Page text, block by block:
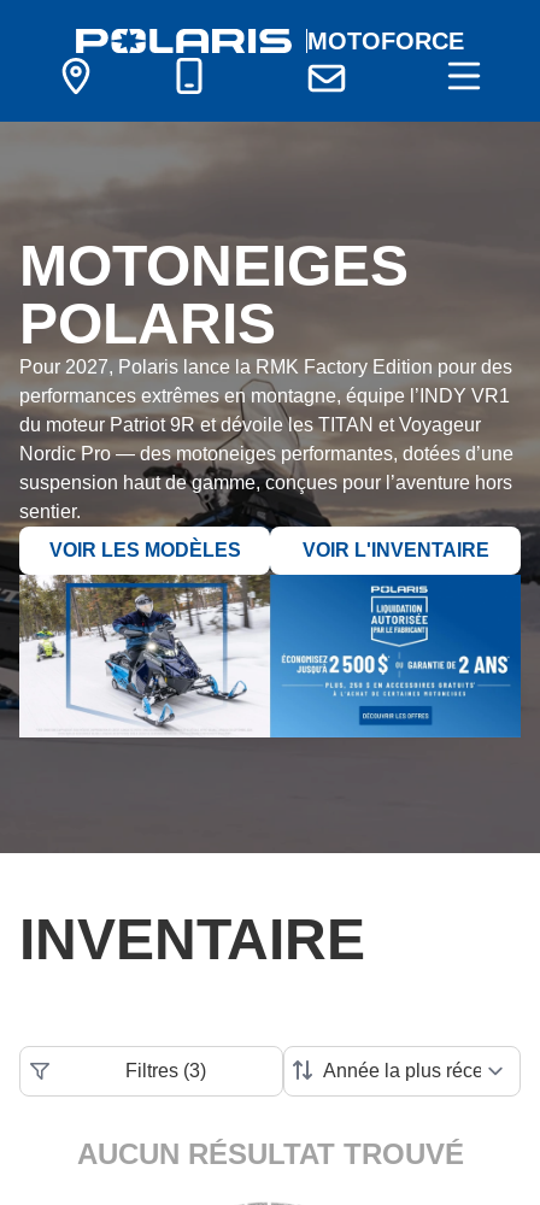
MOTOFORCE
MOTONEIGES
POLARIS
Pour 2027, Polaris lance la RMK Factory Edition pour des
performances extrêmes en montagne, équipe l’INDY VR1
du moteur Patriot 9R et dévoile les TITAN et Voyageur
Nordic Pro — des motoneiges performantes, dotées d’une
suspension haut de gamme, conçues pour l’aventure hors
sentier.
VOIR LES MODÈLES
VOIR L'INVENTAIRE
INVENTAIRE
Filtres (3)
AUCUN RÉSULTAT TROUVÉ